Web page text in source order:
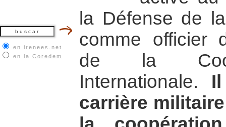
en irenees.net
en la Coredem
la Défense de
comme officier
de la
Internationale.
carrière